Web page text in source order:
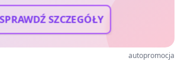
SPRAWDŹ SZCZEGÓŁY
autopromocja